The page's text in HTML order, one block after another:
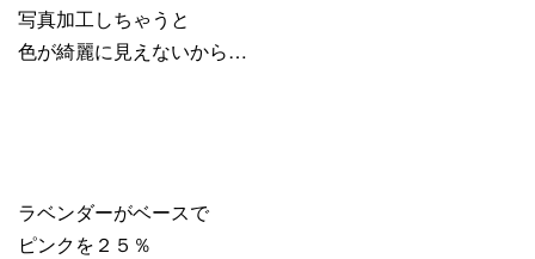
写真加工しちゃうと
色が綺麗に見えないから…
ラベンダーがベースで
ピンクを２５％